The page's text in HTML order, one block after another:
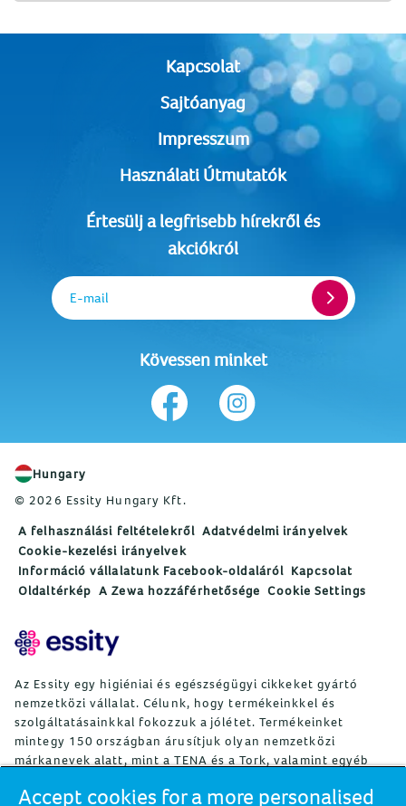
Kapcsolat
Sajtóanyag
Impresszum
Használati Útmutatók
Értesülj a legfrisebb hírekről és
akciókról
E-mail
Kövessen minket
Hungary
© 2026 Essity Hungary Kft.
A felhasználási feltételekről Adatvédelmi irányelvek
Cookie-kezelési irányelvek
Információ vállalatunk Facebook-oldaláról Kapcsolat
Oldaltérkép A Zewa hozzáférhetősége Cookie Settings
Az Essity egy higiéniai és egészségügyi cikkeket gyártó
nemzetközi vállalat. Célunk, hogy termékeinkkel és
szolgáltatásainkkal fokozzuk a jólétet. Termékeinket
mintegy 150 országban árusítjuk olyan nemzetközi
márkanevek alatt, mint a TENA és a Tork, valamint egyéb
Leukoplast, Libero, Libresse, Lotus, Modibodi, Nosotras,
Accept cookies for a more personalised